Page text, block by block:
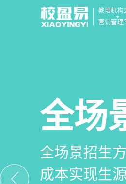
教培机构
+
营销管理
校区
教培机构数
位解决学校
全场
全场景招生
成本实现生
教培
一部手机链
捷，互动零